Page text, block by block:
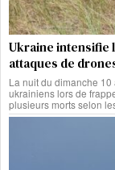
Ukraine intensifie
attaques de
La nuit du dimanche
ukrainiens lors de
plusieurs morts selon